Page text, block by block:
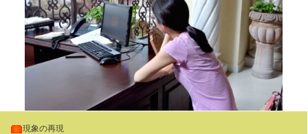
・ 現象の再現